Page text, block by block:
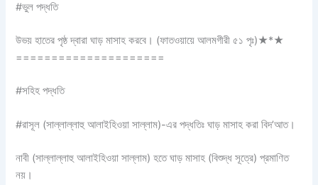
#ভুল পদ্ধতি
উভয় হাতের পৃষ্ঠ দ্বারা ঘাড় মাসাহ করবে। (ফাতওয়ায়ে আলমগীরী ৫১ পৃঃ)★*★
=====================
#সহিহ পদ্ধতি
#রাসূল (সাল্লাল্লাহু আলাইহিওয়া সাল্লাম)-এর পদ্ধতিঃ ঘাড় মাসাহ করা বিদ’আত।
নাবী (সাল্লাল্লাহু আলাইহিওয়া সাল্লাম) হতে ঘাড় মাসাহ (বিশুদ্ধ সূত্রে) প্রমাণিত
নয়।